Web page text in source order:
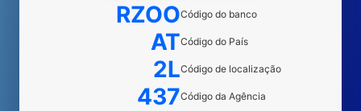
RZOOCódigo do banco
ATCódigo do País
2LCódigo de localização
437Código da Agência